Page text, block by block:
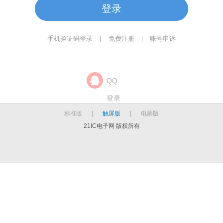
登录
手机验证码登录 免费注册 账号申诉
QQ
登录
标准版 触屏版
电脑版
21IC电子网 版权所有